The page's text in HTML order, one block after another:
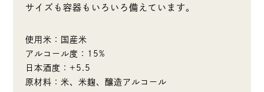
サイズも容器もいろいろ備えています。
使用米：国産米
アルコール度：15%
日本酒度：+5.5
原材料：米、米麹、醸造アルコール